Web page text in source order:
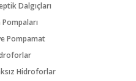
Dalgıçları
Pompamat
Hidroforlar